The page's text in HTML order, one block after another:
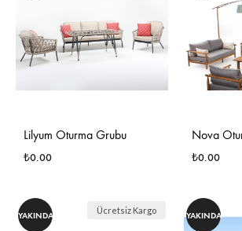
Lilyum Oturma Grubu
₺0.00
LISTESINE
Nova
₺0.00
YAKINDA Ücretsiz Kargo YAKINDA